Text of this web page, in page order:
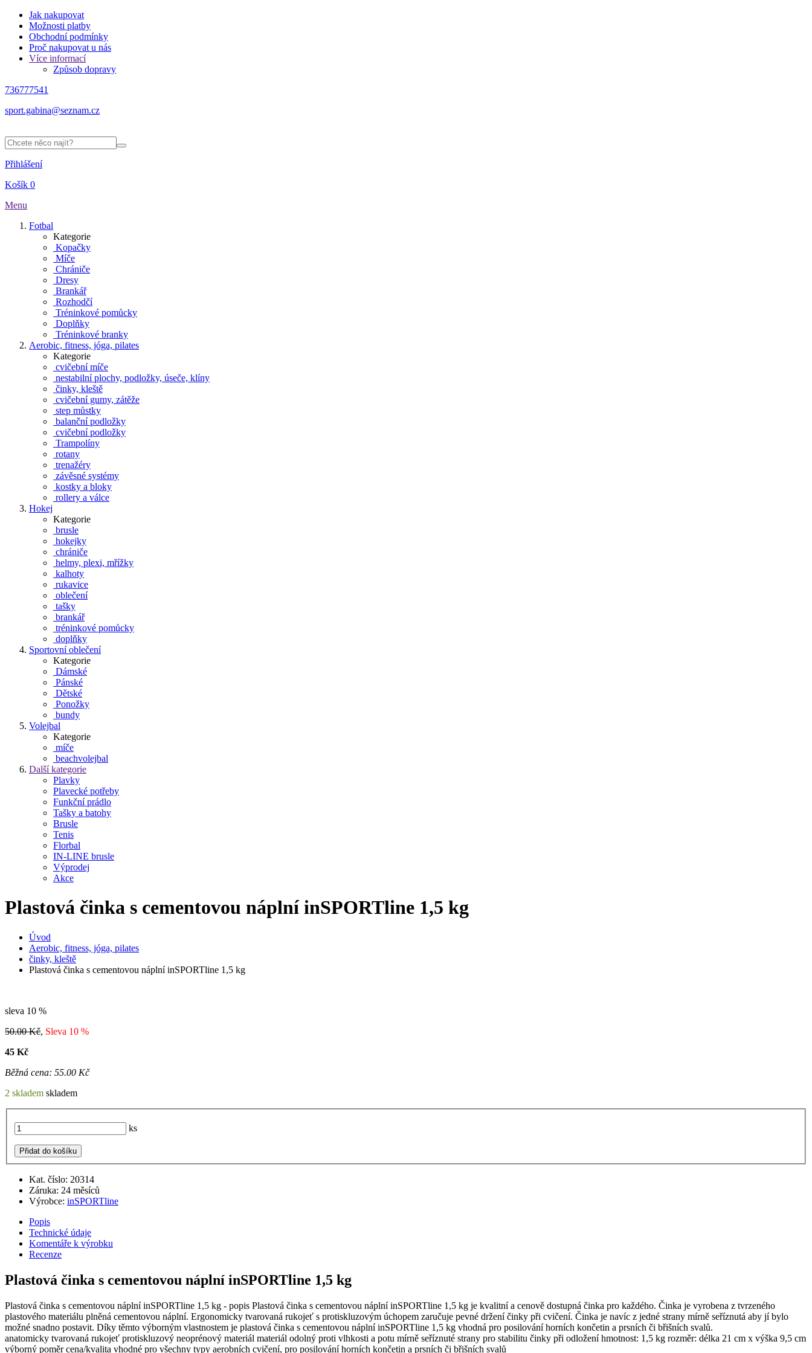
Jak nakupovat
Možnosti platby
Obchodní podmínky
Proč nakupovat u nás
Více informací
Způsob dopravy
736777541
sport.gabina@seznam.cz
Přihlášení
Košík 0
Menu
Fotbal
Kategorie
Kopačky
Míče
Chrániče
Dresy
Brankář
Rozhodčí
Tréninkové pomůcky
Doplňky
Tréninkové branky
Aerobic, fitness, jóga, pilates
Kategorie
cvičební míče
nestabilní plochy, podložky, úseče, klíny
činky, kleště
cvičební gumy, zátěže
step můstky
balanční podložky
cvičební podložky
Trampolíny
rotany
trenažéry
závěsné systémy
kostky a bloky
rollery a válce
Hokej
Kategorie
brusle
hokejky
chrániče
helmy, plexi, mřížky
kalhoty
rukavice
oblečení
tašky
brankář
tréninkové pomůcky
doplňky
Sportovní oblečení
Kategorie
Dámské
Pánské
Dětské
Ponožky
bundy
Volejbal
Kategorie
míče
beachvolejbal
Dalšíkategorie
Plavky
Plavecké potřeby
Funkční prádlo
Tašky a batohy
Brusle
Tenis
Florbal
IN-LINE brusle
Výprodej
Akce
Plastová činka s cementovou náplní inSPORTline 1,5 kg
Úvod
Aerobic, fitness, jóga, pilates
činky, kleště
Plastová činka s cementovou náplní inSPORTline 1,5 kg
sleva 10 %
50.00 Kč, Sleva 10 %
45 Kč
Běžná cena: 55.00 Kč
2 skladem skladem
ks
Přidat do košíku
Kat. číslo: 20314
Záruka: 24 měsíců
Výrobce: inSPORTline
Popis
Technické údaje
Komentáře k výrobku
Recenze
Plastová činka s cementovou náplní inSPORTline 1,5 kg
Plastová činka s cementovou náplní inSPORTline 1,5 kg - popis Plastová činka s cementovou náplní inSPORTline 1,5 kg je kvalitní a cenově dostupná činka pro každého. Činka je vyrobena z tvrzeného
plastového materiálu plněná cementovou náplní. Ergonomicky tvarovaná rukojeť s protiskluzovým úchopem zaručuje pevné držení činky při cvičení. Činka je navíc z jedné strany mírně seříznutá aby jí bylo
možné snadno postavit. Díky těmto výborným vlastnostem je plastová činka s cementovou náplní inSPORTline 1,5 kg vhodná pro posilování horních končetin a prsních či břišních svalů.
anatomicky tvarovaná rukojeť protiskluzový neoprénový materiál materiál odolný proti vlhkosti a potu mírně seříznuté strany pro stabilitu činky při odložení hmotnost: 1,5 kg rozměr: délka 21 cm x výška 9,5 cm
výborný poměr cena/kvalita vhodné pro všechny typy aerobních cvičení, pro posilování horních končetin a prsních či břišních svalů